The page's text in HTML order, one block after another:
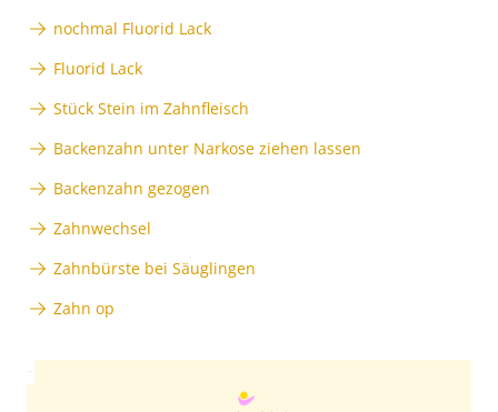
nochmal Fluorid Lack
Fluorid Lack
Stück Stein im Zahnfleisch
Backenzahn unter Narkose ziehen lassen
Backenzahn gezogen
Zahnwechsel
Zahnbürste bei Säuglingen
Zahn op